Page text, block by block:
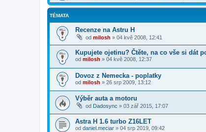
TÉMATA
Recenze na Astru H
od milosh » 04 kvě 2008, 12:41
Kupujete ojetinu? Čtěte, na co vše si dát
od milosh » 04 kvě 2008, 12:37
Dovoz z Nemecka - poplatky
od milosh » 26 srp 2009, 13:12
Výběr auta a motoru
od Dadosync » 03 zář 2015, 17:07
Astra H 1.6 turbo Z16LET
od daniel.meciar » 04 srp 2019, 09:42